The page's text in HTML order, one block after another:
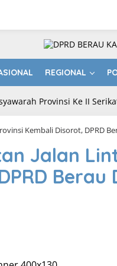
REGIONAL
Kembali Disorot, DPRD
Jalan
Berau